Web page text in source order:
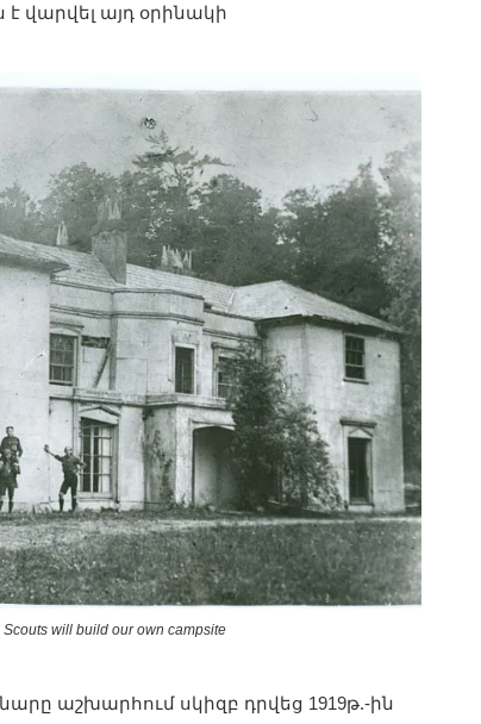
վարվել այդ օրինակի
will build our own campsite
աշխարհում սկիզբ դրվեց 1919թ.-ին